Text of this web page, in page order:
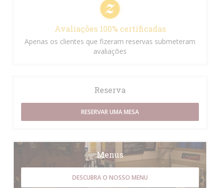
Avaliações 100% certificadas
Apenas os clientes que fizeram reservas submeteram
avaliações
Reserva
RESERVAR UMA MESA
Menus
DESCUBRA O NOSSO MENU